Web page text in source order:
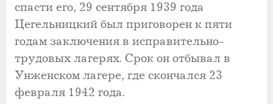
спасти его, 29 сентября 1939 года
Цегельницкий был приговорен к пяти
годам заключения в исправительно-
трудовых лагерях. Срок он отбывал в
Унженском лагере, где скончался 23
февраля 1942 года.